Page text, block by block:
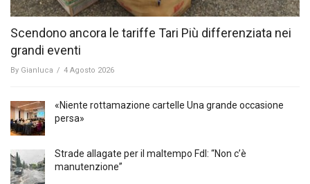
Scendono ancora le tariffe Tari Più differenziata nei
grandi eventi
By Gianluca / 4 Agosto 2026
«Niente rottamazione cartelle Una grande occasione
persa»
Strade allagate per il maltempo FdI: “Non c’è
manutenzione”